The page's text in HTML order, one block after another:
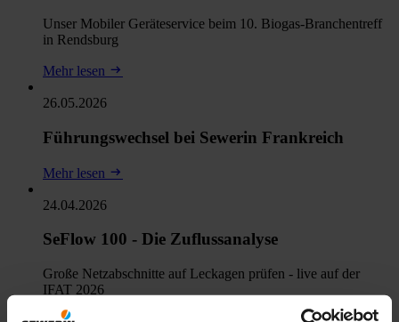
Unser Mobiler Geräteservice beim 10. Biogas-Branchentreff
in Rendsburg
Mehr lesen
26.05.2026
Führungswechsel bei Sewerin Frankreich
Mehr lesen
24.04.2026
SeFlow 100 - Die Zuflussanalyse
Große Netzabschnitte auf Leckagen prüfen - live auf der
IFAT 2026